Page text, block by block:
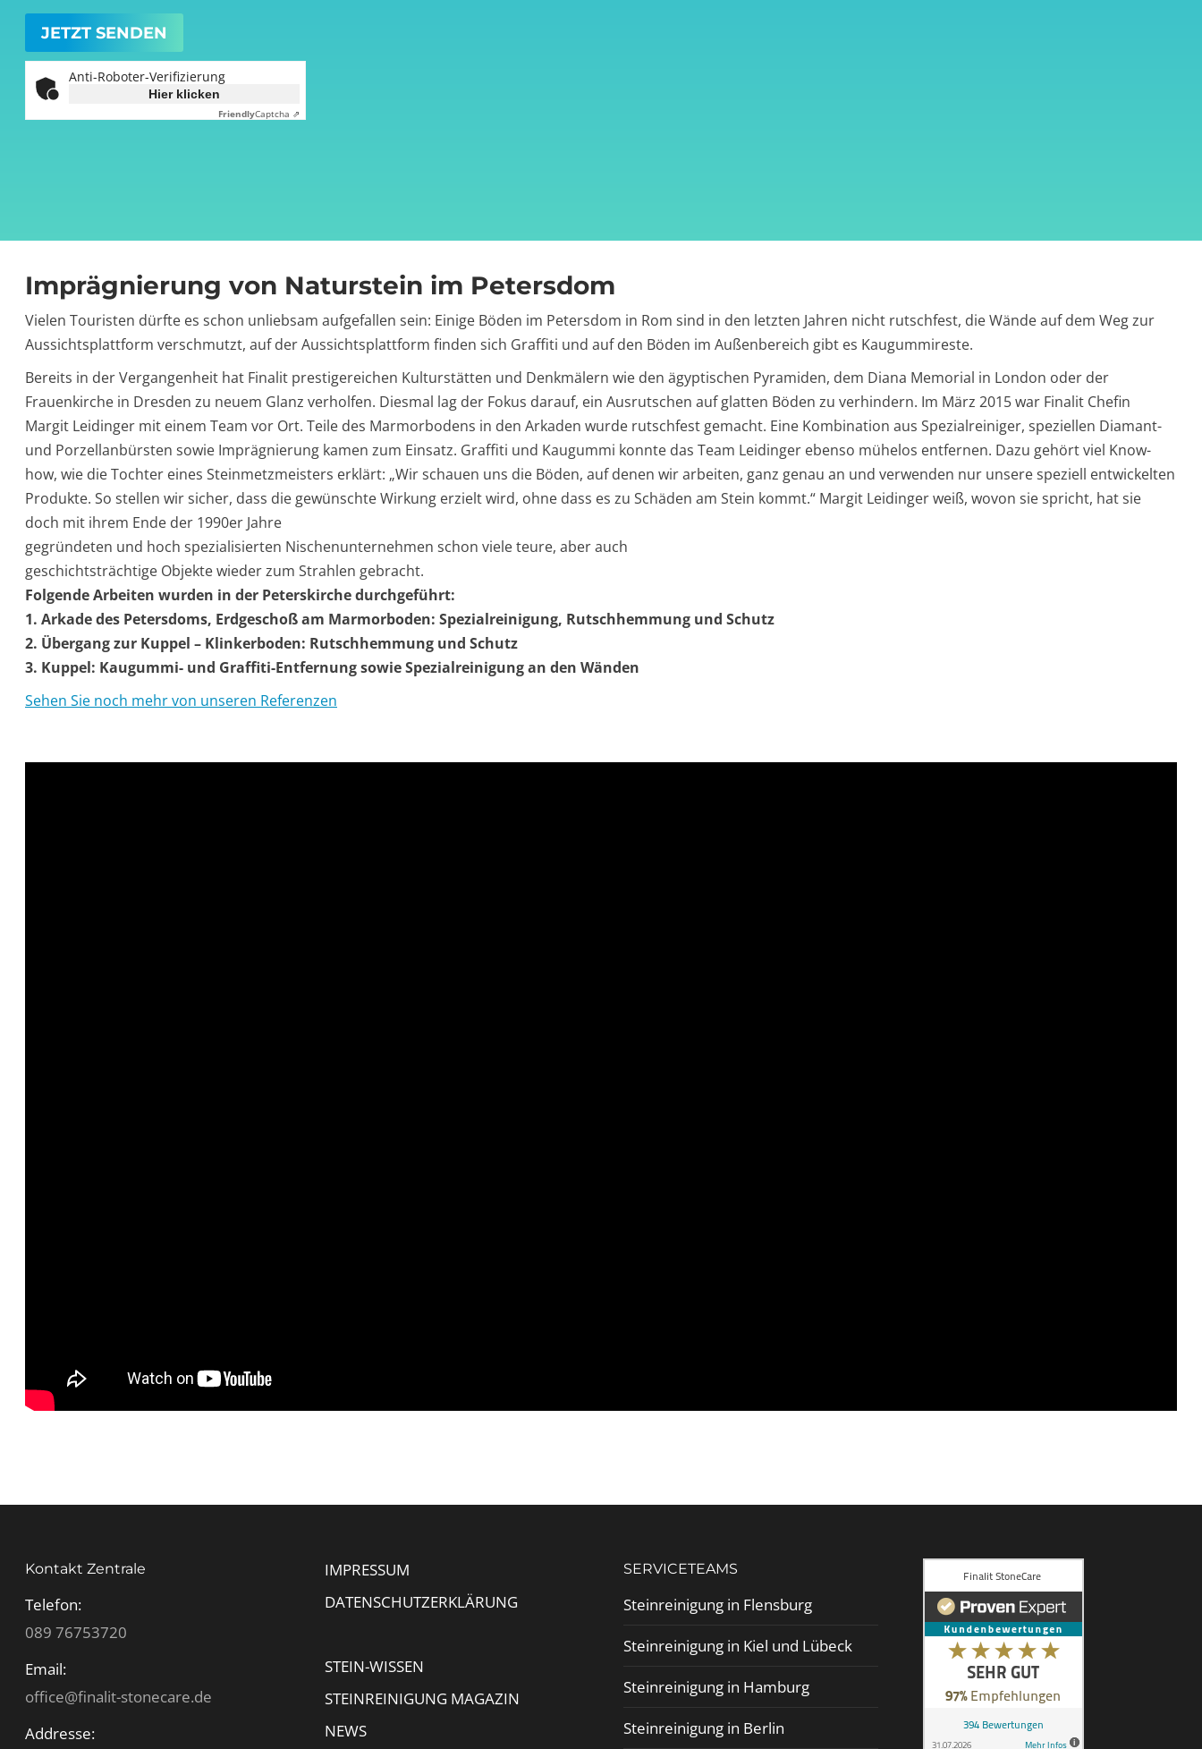
Anti-Roboter-Verifizierung
Hier klicken
FriendlyCaptcha ⇗
Imprägnierung von Naturstein im Petersdom
Vielen Touristen dürfte es schon unliebsam aufgefallen sein: Einige Böden im Petersdom in Rom sind in den letzten Jahren nicht rutschfest, die Wände auf dem Weg zur
Aussichtsplattform verschmutzt, auf der Aussichtsplattform finden sich Graffiti und auf den Böden im Außenbereich gibt es Kaugummireste.
Bereits in der Vergangenheit hat Finalit prestigereichen Kulturstätten und Denkmälern wie den ägyptischen Pyramiden, dem Diana Memorial in London oder der
Frauenkirche in Dresden zu neuem Glanz verholfen. Diesmal lag der Fokus darauf, ein Ausrutschen auf glatten Böden zu verhindern. Im März 2015 war Finalit Chefin
Margit Leidinger mit einem Team vor Ort. Teile des Marmorbodens in den Arkaden wurde rutschfest gemacht. Eine Kombination aus Spezialreiniger, speziellen Diamant-
und Porzellanbürsten sowie Imprägnierung kamen zum Einsatz. Graffiti und Kaugummi konnte das Team Leidinger ebenso mühelos entfernen. Dazu gehört viel Know-
how, wie die Tochter eines Steinmetzmeisters erklärt: „Wir schauen uns die Böden, auf denen wir arbeiten, ganz genau an und verwenden nur unsere speziell entwickelten
Produkte. So stellen wir sicher, dass die gewünschte Wirkung erzielt wird, ohne dass es zu Schäden am Stein kommt.“ Margit Leidinger weiß, wovon sie spricht, hat sie
doch mit ihrem Ende der 1990er Jahre
gegründeten und hoch spezialisierten Nischenunternehmen schon viele teure, aber auch
geschichtsträchtige Objekte wieder zum Strahlen gebracht.
Folgende Arbeiten wurden in der Peterskirche durchgeführt:
1. Arkade des Petersdoms, Erdgeschoß am Marmorboden: Spezialreinigung, Rutschhemmung und Schutz
2. Übergang zur Kuppel – Klinkerboden: Rutschhemmung und Schutz
3. Kuppel: Kaugummi- und Graffiti-Entfernung sowie Spezialreinigung an den Wänden
Sehen Sie noch mehr von unseren Referenzen
Kontakt Zentrale
Telefon:
089 76753720
Email:
office@finalit-stonecare.de
Addresse:
IMPRESSUM
DATENSCHUTZERKLÄRUNG
STEIN-WISSEN
STEINREINIGUNG MAGAZIN
NEWS
SERVICETEAMS
Steinreinigung in Flensburg
Steinreinigung in Kiel und Lübeck
Steinreinigung in Hamburg
Steinreinigung in Berlin